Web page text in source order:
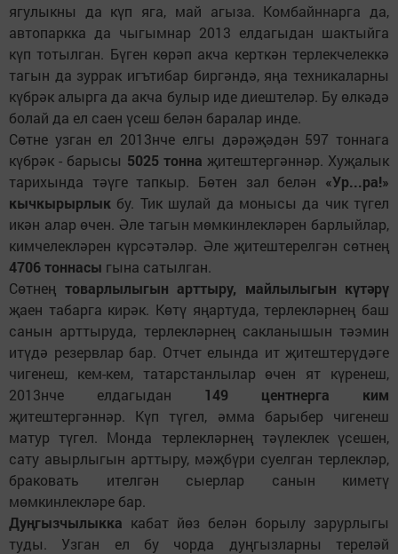
ягулыкны да күп яга, май агыза. Комбайннарга да,
автопаркка да чыгымнар 2013 елдагыдан шактыйга
күп тотылган. Бүген көрәп акча керткән терлекчелеккә
тагын да зуррак игътибар биргәндә, яңа техникаларны
күбрәк алырга да акча булыр иде диештеләр. Бу өлкәдә
болай да ел саен үсеш белән баралар инде.
Сөтне узган ел 2013нче елгы дәрәҗәдән 597 тоннага
күбрәк - барысы 5025 тонна җитештергәннәр. Хуҗалык
тарихында тәүге тапкыр. Бөтен зал белән «Ур...ра!»
кычкырырлык бу. Тик шулай да монысы да чик түгел
икән алар өчен. Әле тагын мөмкинлекләрен барлыйлар,
кимчелекләрен күрсәтәләр. Әле җитештерелгән сөтнең
4706 тоннасы гына сатылган.
Сөтнең товарлылыгын арттыру, майлылыгын күтәрү
җаен табарга кирәк. Көтү яңартуда, терлекләрнең баш
санын арттыруда, терлекләрнең сакланышын тәэмин
итүдә резервлар бар. Отчет елында ит җитештерүдәге
чигенеш, кем-кем, татарстанлылар өчен ят күренеш,
2013нче елдагыдан 149 центнерга
ким
җитештергәннәр. Күп түгел, әмма барыбер чигенеш
матур түгел. Монда терлекләрнең тәүлеклек үсешен,
сату авырлыгын арттыру, мәҗбүри суелган терлекләр,
браковать ителгән сыерлар санын киметү
мөмкинлекләре бар.
Дуңгызчылыкка кабат йөз белән борылу зарурлыгы
туды. Узган ел бу чорда дуңгызларны тереләй